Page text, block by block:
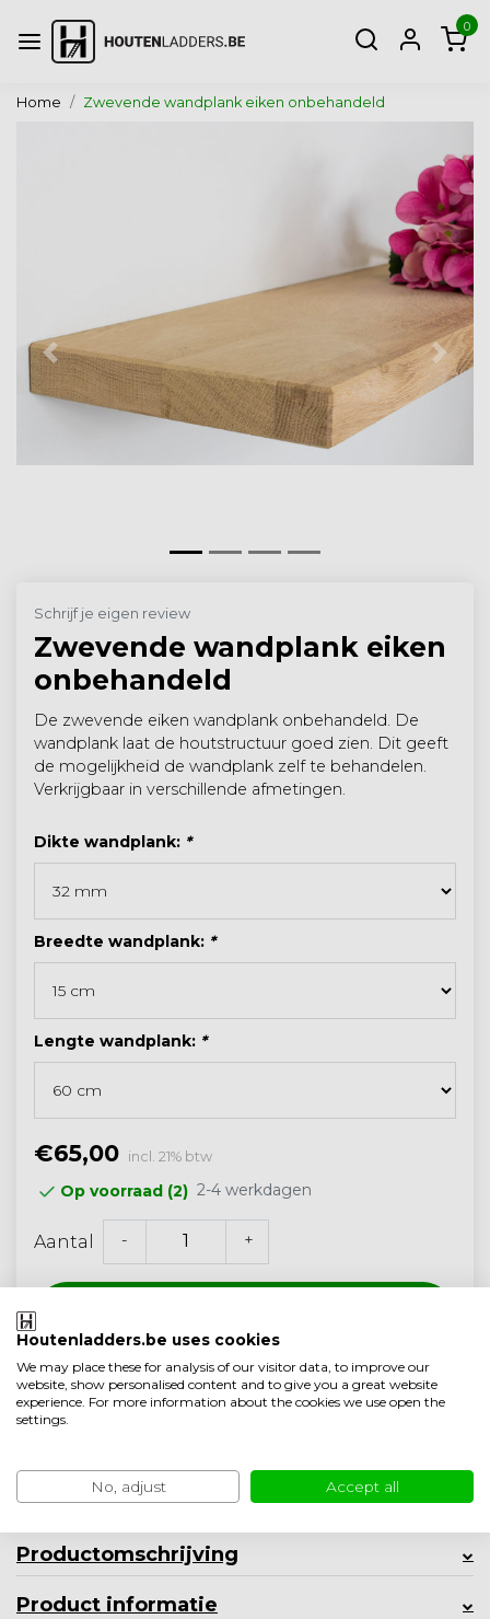
0
Home Zwevende wandplank eiken onbehandeld
Vorige
Schrijf je eigen review
Zwevende wandplank eiken
onbehandeld
De zwevende eiken wandplank onbehandeld. De
wandplank laat de houtstructuur goed zien. Dit geeft
de mogelijkheid de wandplank zelf te behandelen.
Verkrijgbaar in verschillende afmetingen.
Dikte wandplank: *
Breedte wandplank: *
Lengte wandplank: *
€65,00 incl. 21% btw
Op voorraad (2) 2-4 werkdagen
Aantal - +
Klantenbeoordeling 9.1/10
Ambachtelijke kwaliteit uit Nederland
Productomschrijving
Product informatie
Houtenladders.be uses cookies
We may place these for analysis of our visitor data, to improve our
website, show personalised content and to give you a great website
experience. For more information about the cookies we use open the
settings.
No, adjust Accept all